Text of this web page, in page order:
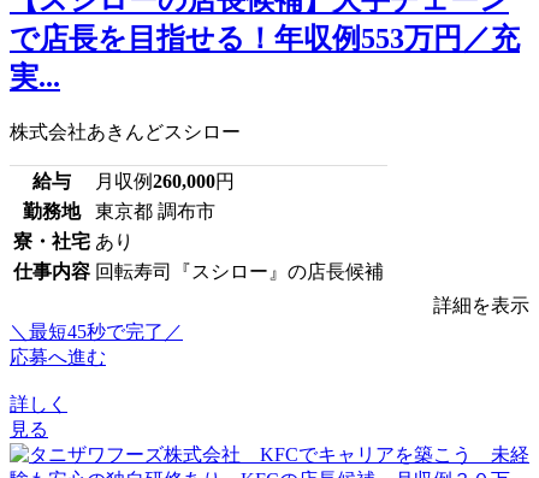
で店長を目指せる！年収例553万円／充
実...
株式会社あきんどスシロー
給与 月収例260,000円
勤務地
東京都 調布市
寮・社宅 あり
仕事内容 回転寿司『スシロー』の店長候補
詳細を表示
＼最短45秒で完了／
応募へ進む
詳しく
見る